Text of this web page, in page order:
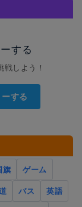
する
しよう！
する
旗
ゲーム
バス
英語